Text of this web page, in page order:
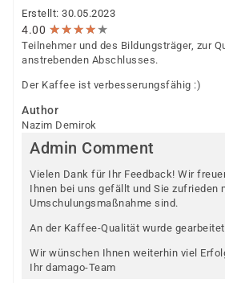
Erstellt: 30.05.2023
4.00 ★★★★★
★★★★★
Teilnehmer und des Bildungsträger, zur
anstrebenden Abschlusses.
Der Kaffee ist verbesserungsfähig :)
Author
Nazim Demirok
Admin Comment
Vielen Dank für Ihr Feedback! Wir
Ihnen bei uns gefällt und Sie zufrieden
Umschulungsmaßnahme sind.
An der Kaffee-Qualität wurde
Wir wünschen Ihnen weiterhin viel
Ihr damago-Team